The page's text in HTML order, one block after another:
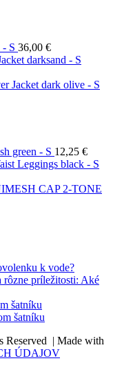
- S 36,00 €
darksand - S
Jacket dark olive - S
green - S 12,25 €
Leggings black - S
CAP 2-TONE
k vode?
rôzne príležitosti: Aké
šatníku
šatníku
Reserved | Made with
ÚDAJOV